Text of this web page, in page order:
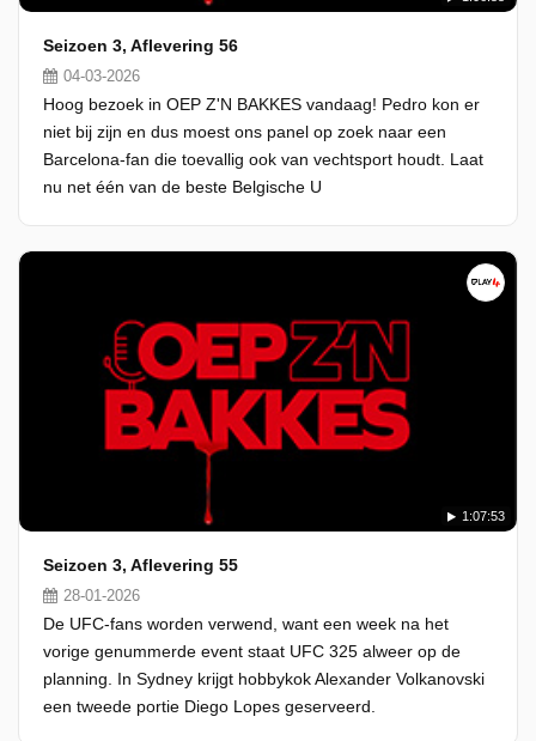
Seizoen 3, Aflevering 56
04-03-2026
Hoog bezoek in OEP Z'N BAKKES vandaag! Pedro kon er
niet bij zijn en dus moest ons panel op zoek naar een
Barcelona-fan die toevallig ook van vechtsport houdt. Laat
nu net één van de beste Belgische U
1:07:53
Seizoen 3, Aflevering 55
28-01-2026
De UFC-fans worden verwend, want een week na het
vorige genummerde event staat UFC 325 alweer op de
planning. In Sydney krijgt hobbykok Alexander Volkanovski
een tweede portie Diego Lopes geserveerd.